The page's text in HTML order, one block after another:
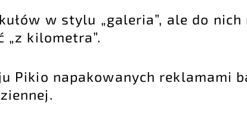
w stylu „galeria”, ale do
kilometra”.
Pikio napakowanych reklamami